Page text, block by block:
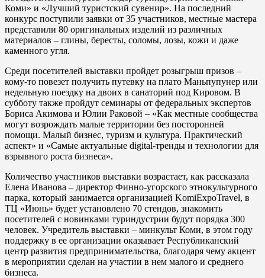
Коми» и «Лучший туристский сувенир». На последний
конкурс поступили заявки от 35 участников, местные мастера
представили 80 оригинальных изделий из различных
материалов – глины, бересты, соломы, лозы, кожи и даже
каменного угля.
Среди посетителей выставки пройдет розыгрыш призов –
кому-то повезет получить путевку на плато Маньпупунер или
недельную поездку на двоих в санаторий под Кировом. В
субботу также пройдут семинары от федеральных экспертов
Бориса Акимова и Юлии Раковой – «Как местные сообщества
могут возрождать малые территории без посторонней
помощи. Малый бизнес, туризм и культура. Практический
аспект» и «Самые актуальные digital-тренды и технологии для
взрывного роста бизнеса».
Количество участников выставки возрастает, как рассказала
Елена Иванова – директор Финно-угорского этнокультурного
парка, который занимается организацией KomiExpoTravel, в
ТЦ «Июнь» будет установлено 70 стендов, знакомить
посетителей с новинками туриндустрии будут порядка 300
человек. Учредитель выставки – минкульт Коми, в этом году
поддержку в ее организации оказывает Республиканский
центр развития предпринимательства, благодаря чему акцент
в мероприятии сделан на участии в нем малого и среднего
бизнеса.